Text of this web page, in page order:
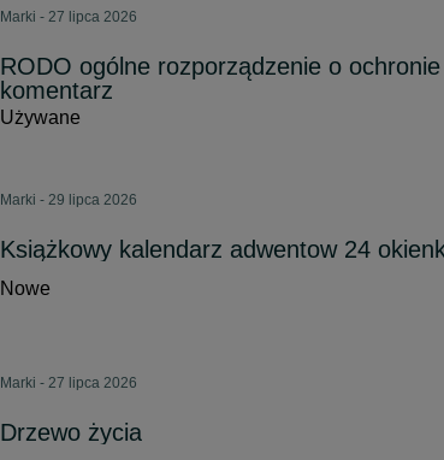
Marki - 27 lipca 2026
RODO ogólne rozporządzenie o
komentarz
Używane
Marki - 29 lipca 2026
Książkowy kalendarz adwentow 24
Nowe
Marki - 27 lipca 2026
Drzewo życia